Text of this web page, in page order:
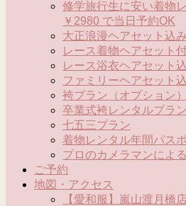
修学旅行生に安い着物
￥2980 で当日予約OK
大正浪漫ヘアセット込
レース着物ヘアセット
レース浴衣ヘアセット
ファミリーヘアセット
袴プラン（オプション）
卒業式袴レンタルプラン
七五三プラン
着物レンタル年間パス
プロのカメラマンによ
ご予約
地図・アクセス
【愛和服】嵐山渡月橋